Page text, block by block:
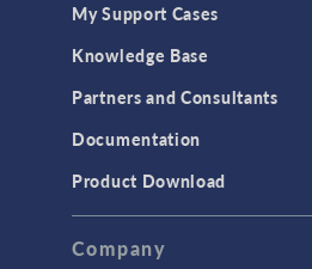
My Support Cases
Knowledge Base
Partners and Consultants
Documentation
Product Download
Company